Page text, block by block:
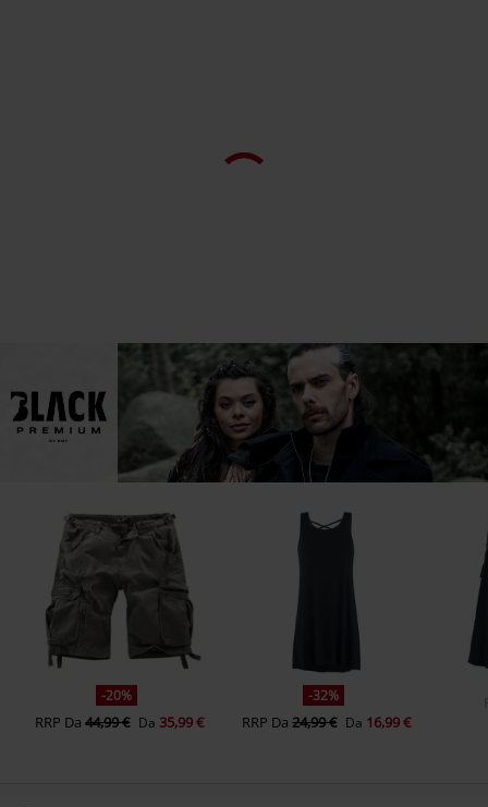
-20%
RRP Da44,99 € Da35,99 €
-32%
RRP Da24,99 € Da 16,99 €